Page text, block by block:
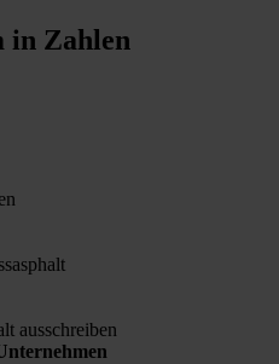
in Zahlen
ausschreiben